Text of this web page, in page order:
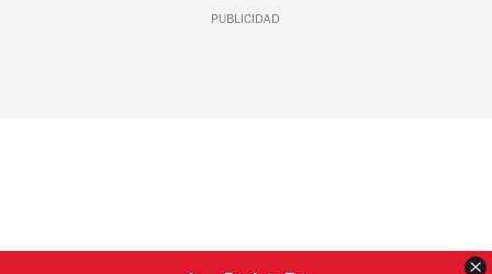
PUBLICIDAD